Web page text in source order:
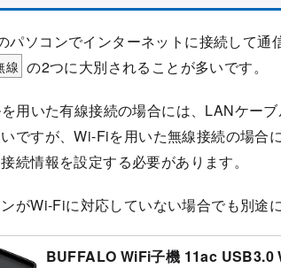
パソコンでインターネットに接続して通
線 の2つに大別されることが多いです。
用いた有線接続の場合には、LANケー
ですが、Wi-Fiを用いた無線接続の場合
続情報を設定する必要があります。
がWi-Fiに対応していない場合でも別途
BUFFALO WiFi子機 11ac USB3.0